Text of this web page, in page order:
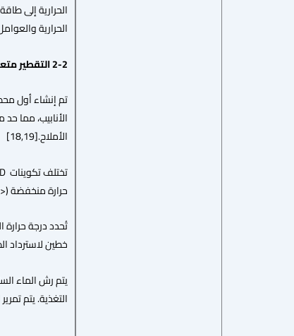
الحرارية إلى
الحرارية والعوامل
2-2 التقطير متعدد التأثير -متعدد المراحل(
الأملاح.[18,19]
حرارة منخفضة (<90°C) وعالية. (>90°C) عادةً ما يُستعاد البخار من توربينات أو مصادر waste heat، ولا يتلامس مع المياه المالحة[20].
خطين لاسترداد
التغذية. يتم